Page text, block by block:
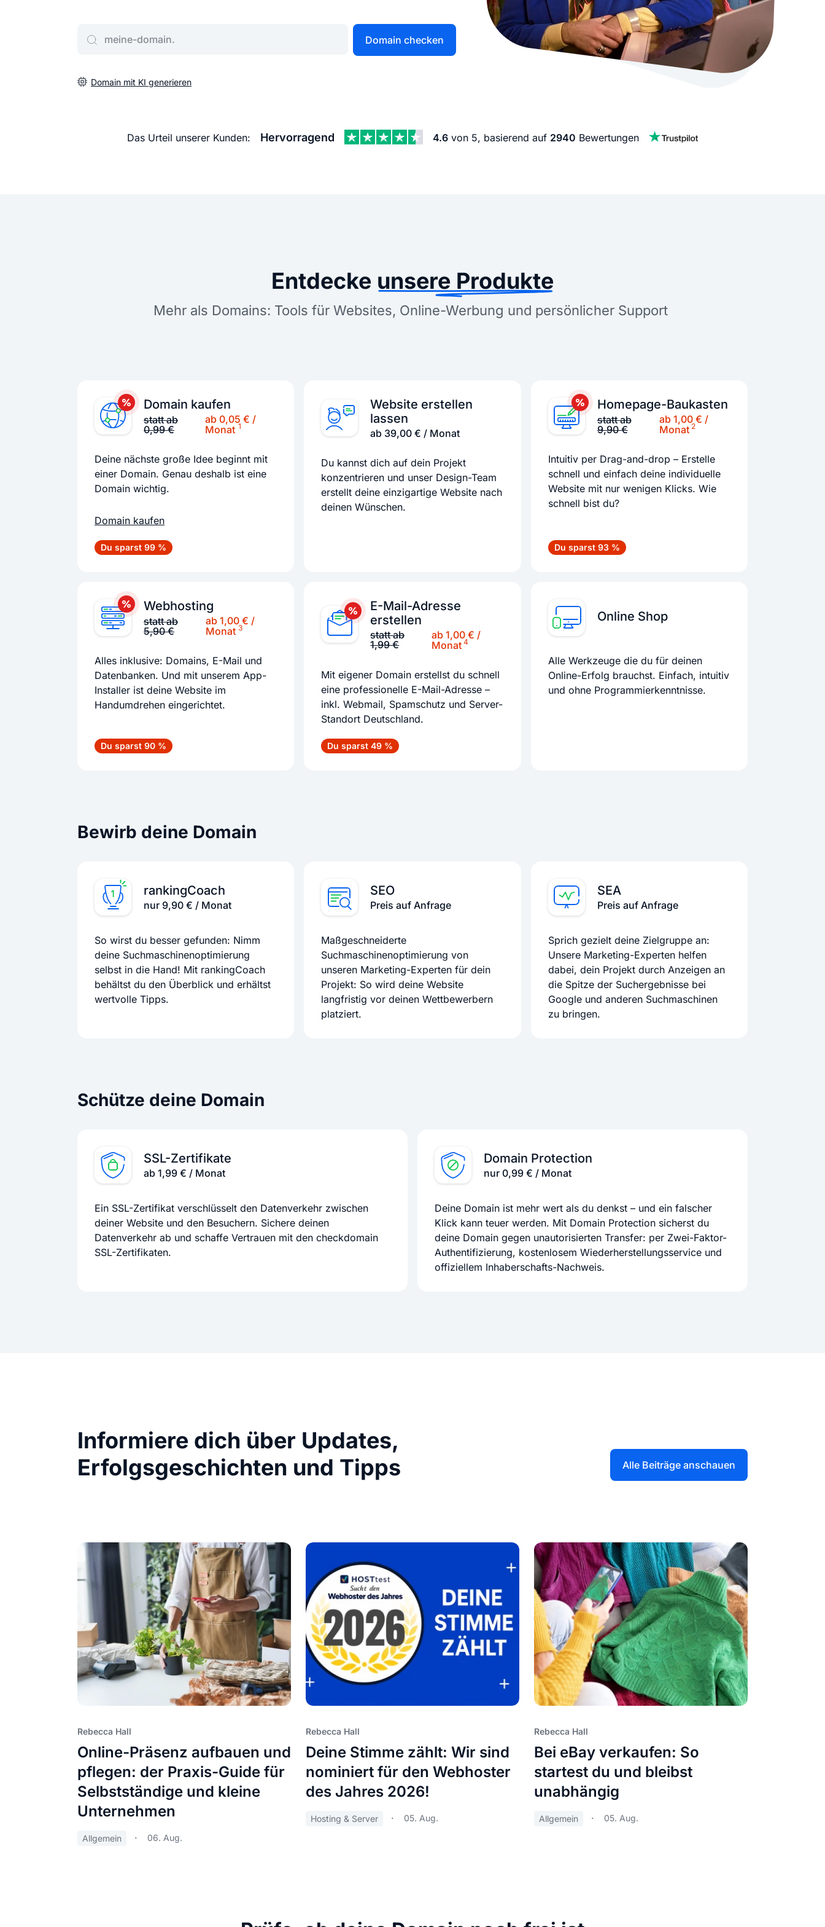
Erstelle schnell gute Domains
Website erstellen lassen Sehr beliebt
Unser Website-Service erstellt Ihre Website
Social Media Marketing
Mehr Kunden über Instagram &
Online Complete
Domain checken
Domain mit KI generieren
Das Urteil unserer Kunden: Hervorragend 4.6 von 5, basierend auf 2940 Bewertungen
Entdecke unsere Produkte
Mehr als Domains: Tools für Websites, Online-Werbung und persönlicher Support
Domain kaufen
statt ab
0,99 €
ab 0,05 € /
Monat 1
Deine nächste große Idee beginnt mit
einer Domain. Genau deshalb ist eine
Domain wichtig.
Domain kaufen
Du sparst 99 %
Website erstellen
lassen
ab 39,00 € / Monat
Du kannst dich auf dein Projekt
konzentrieren und unser Design-Team
erstellt deine einzigartige Website nach
deinen Wünschen.
Homepage-Baukasten
statt ab
9,90 €
ab 1,00 € /
Monat 2
Intuitiv per Drag-and-drop – Erstelle
schnell und einfach deine individuelle
Website mit nur wenigen Klicks. Wie
schnell bist du?
Du sparst 93 %
Webhosting
statt ab
5,90 €
ab 1,00 € /
Monat3
Alles inklusive: Domains, E-Mail und
Datenbanken. Und mit unserem App-
Installer ist deine Website im
Handumdrehen eingerichtet.
Du sparst 90 %
E-Mail-Adresse
erstellen
statt ab
1,99 €
ab 1,00 € /
Monat4
Mit eigener Domain erstellst du schnell
eine professionelle E-Mail-Adresse –
inkl. Webmail, Spamschutz und Server-
Standort Deutschland.
Du sparst 49 %
Online Shop
Alle Werkzeuge die du für deinen
Online-Erfolg brauchst. Einfach, intuitiv
und ohne Programmierkenntnisse.
Bewirb deine Domain
rankingCoach
nur 9,90 € / Monat
So wirst du besser gefunden: Nimm
deine Suchmaschinenoptimierung
selbst in die Hand! Mit rankingCoach
behältst du den Überblick und erhältst
wertvolle Tipps.
SEO
Preis auf Anfrage
Maßgeschneiderte
Suchmaschinenoptimierung von
unseren Marketing-Experten für dein
Projekt: So wird deine Website
langfristig vor deinen Wettbewerbern
platziert.
SEA
Preis auf Anfrage
Sprich gezielt deine Zielgruppe an:
Unsere Marketing-Experten helfen
dabei, dein Projekt durch Anzeigen an
die Spitze der Suchergebnisse bei
Google und anderen Suchmaschinen
zu bringen.
Schütze deine Domain
SSL-Zertifikate
ab 1,99 € / Monat
Ein SSL-Zertifikat verschlüsselt den Datenverkehr zwischen
deiner Website und den Besuchern. Sichere deinen
Datenverkehr ab und schaffe Vertrauen mit den checkdomain
SSL-Zertifikaten.
Domain Protection
nur 0,99 € / Monat
Deine Domain ist mehr wert als du denkst – und ein falscher
Klick kann teuer werden. Mit Domain Protection sicherst du
deine Domain gegen unautorisierten Transfer: per Zwei-Faktor-
Authentifizierung, kostenlosem Wiederherstellungsservice und
offiziellem Inhaberschafts-Nachweis.
Informiere dich über Updates,
Erfolgsgeschichten und Tipps
Alle Beiträge anschauen
Rebecca Hall
Online-Präsenz aufbauen und
pflegen: der Praxis-Guide für
Selbstständige und kleine
Unternehmen
Allgemein 06. Aug.
Rebecca Hall
Deine Stimme zählt: Wir sind
nominiert für den Webhoster
des Jahres 2026!
Hosting & Server 05. Aug.
Rebecca Hall
Bei eBay verkaufen: So
startest du und bleibst
unabhängig
Allgemein 05. Aug.